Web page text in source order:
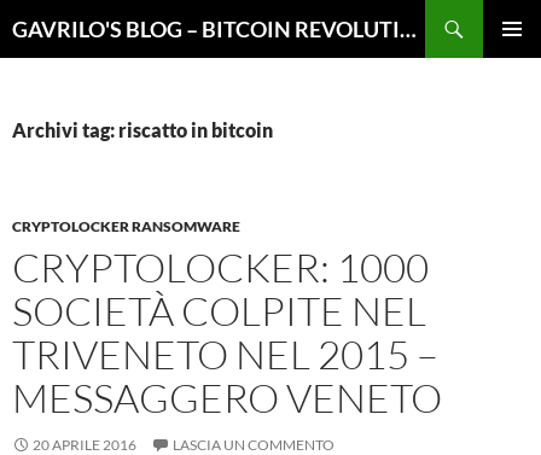
GAVRILO'S BLOG – BITCOIN REVOLUTION
Archivi tag: riscatto in bitcoin
CRYPTOLOCKER RANSOMWARE
CRYPTOLOCKER: 1000
SOCIETÀ COLPITE NEL
TRIVENETO NEL 2015 –
MESSAGGERO VENETO
20 APRILE 2016 LASCIA UN COMMENTO